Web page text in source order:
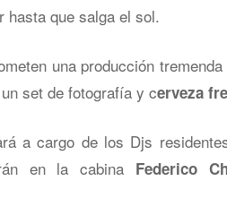
hasta que salga el sol.
una producción
set de fotografía y cerveza
a cargo de los Djs
en la cabina Federico